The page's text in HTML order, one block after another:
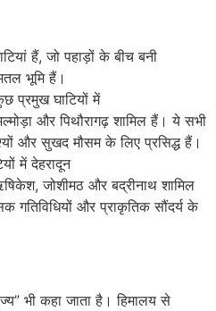
हैं, जो पहाड़ों के बीच बनी
भूमि हैं।
प्रमुख घाटियों में
और पिथौरागढ़ शामिल हैं। ये सभी
और सुखद मौसम के लिए प्रसिद्ध हैं।
में देहरादून
जोशीमठ और बद्रीनाथ शामिल
गतिविधियों और प्राकृतिक सौंदर्य के
भी कहा जाता है। हिमालय से